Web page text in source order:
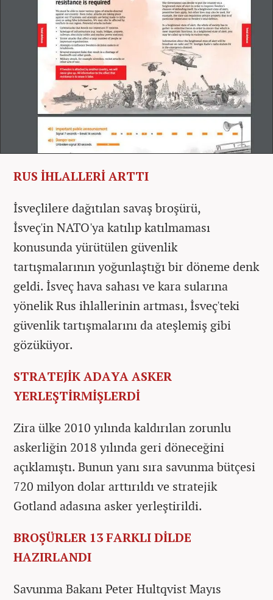
RUS İHLALLERİ ARTTI
İsveçlilere dağıtılan savaş broşürü,
İsveç'in NATO'ya katılıp katılmaması
konusunda yürütülen güvenlik
tartışmalarının yoğunlaştığı bir döneme denk
geldi. İsveç hava sahası ve kara sularına
yönelik Rus ihlallerinin artması, İsveç'teki
güvenlik tartışmalarını da ateşlemiş gibi
gözüküyor.
STRATEJİK ADAYA ASKER
YERLEŞTİRMİŞLERDİ
Zira ülke 2010 yılında kaldırılan zorunlu
askerliğin 2018 yılında geri döneceğini
açıklamıştı. Bunun yanı sıra savunma bütçesi
720 milyon dolar arttırıldı ve stratejik
Gotland adasına asker yerleştirildi.
BROŞÜRLER 13 FARKLI DİLDE
HAZIRLANDI
Savunma Bakanı Peter Hultqvist Mayıs